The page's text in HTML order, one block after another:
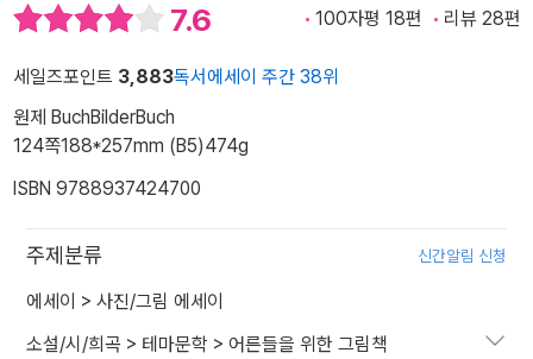
7.6 100자평 18편 리뷰 28편
세일즈포인트 3,883독서에세이 주간 38위
원제 BuchBilderBuch
124쪽188*257mm (B5)474g
ISBN 9788937424700
주제분류 신간알림 신청
에세이 > 사진/그림 에세이
소설/시/희곡 > 테마문학 > 어른들을 위한 그림책